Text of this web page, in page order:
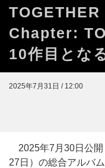
Chapter:
10作目とな
2025年7月31日 / 12:00
2025年7月30日公開
27日）の総合アルバム